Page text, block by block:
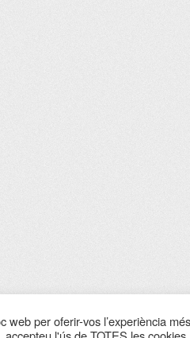
web per oferir-vos l’experiència